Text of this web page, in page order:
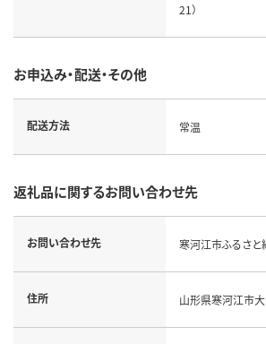
21）
お申込み・配送・その他
配送方法 常温
返礼品に関するお問い合わせ先
お問い合わせ先 寒河江市ふるさと
住所 山形県寒河江市